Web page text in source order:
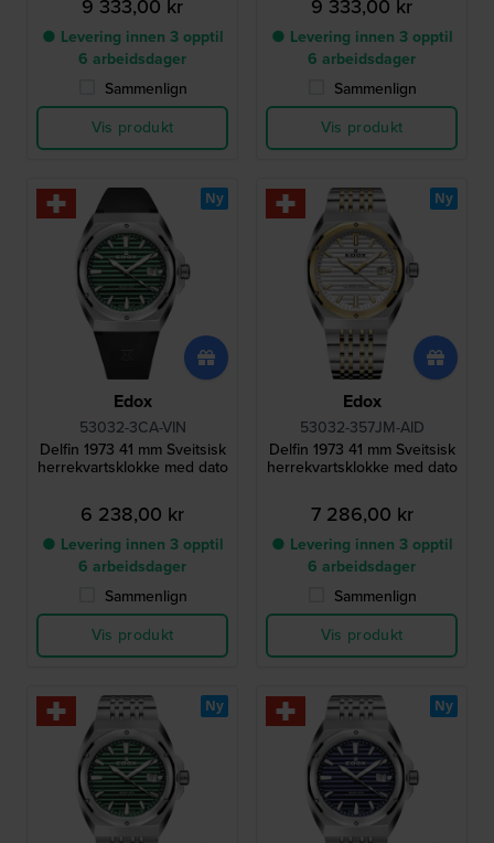
9 333,00 kr
● Levering innen 3 opptil
6 arbeidsdager
Sammenlign
Vis produkt
9 333,00 kr
● Levering innen 3 opptil
6 arbeidsdager
Sammenlign
Vis produkt
Edox
53032-3CA-VIN
Delfin 1973 41 mm Sveitsisk
herrekvartsklokke med dato
6 238,00 kr
● Levering innen 3 opptil
6 arbeidsdager
Sammenlign
Vis produkt
Ny
Edox
53032-357JM-AID
Delfin 1973 41 mm Sveitsisk
herrekvartsklokke med dato
7 286,00 kr
● Levering innen 3 opptil
6 arbeidsdager
Sammenlign
Vis produkt
Ny
Ny Ny